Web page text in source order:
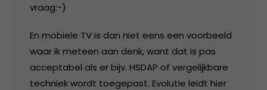
vraag:-)
En mobiele TV is dan niet eens een voorbeeld
waar ik meteen aan denk, want dat is pas
acceptabel als er bijv. HSDAP of vergelijkbare
techniek wordt toegepast. Evolutie leidt hier